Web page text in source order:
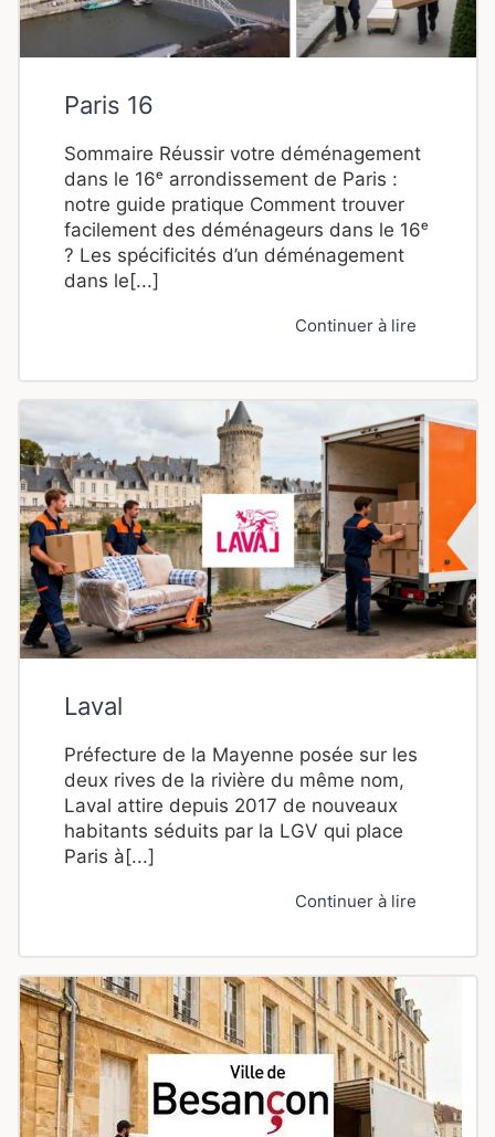
Paris 16
Sommaire Réussir votre déménagement
dans le 16ᵉ arrondissement de Paris :
notre guide pratique Comment trouver
facilement des déménageurs dans le 16ᵉ
? Les spécificités d’un déménagement
dans le[...]
Continuer à lire
Laval
Préfecture de la Mayenne posée sur les
deux rives de la rivière du même nom,
Laval attire depuis 2017 de nouveaux
habitants séduits par la LGV qui place
Paris à[...]
Continuer à lire